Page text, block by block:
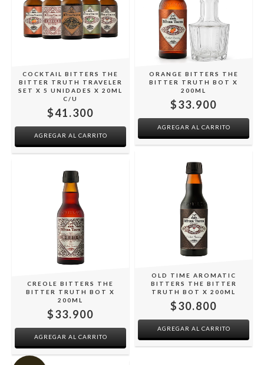
COCKTAIL BITTERS THE
BITTER TRUTH TRAVELER
SET X 5 UNIDADES X 20ML
C/U
$41.300
ORANGE BITTERS THE
BITTER TRUTH BOT X
200ML
$33.900
CREOLE BITTERS THE
BITTER TRUTH BOT X
200ML
$33.900
OLD TIME AROMATIC
BITTERS THE BITTER
TRUTH BOT X 200ML
$30.800